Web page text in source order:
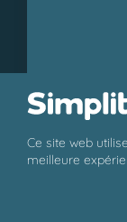
Ce site web
meilleure
©